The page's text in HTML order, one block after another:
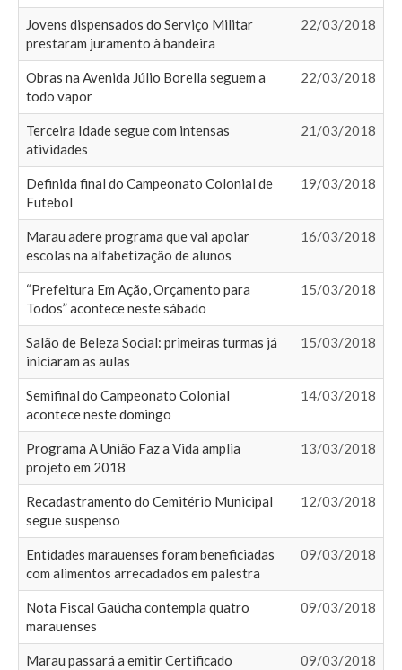
Jovens dispensados do Serviço Militar
prestaram juramento à bandeira
22/03/2018
Obras na Avenida Júlio Borella seguem a
todo vapor
22/03/2018
Terceira Idade segue com intensas
atividades
21/03/2018
Definida final do Campeonato Colonial de
Futebol
19/03/2018
Marau adere programa que vai apoiar
escolas na alfabetização de alunos
16/03/2018
“Prefeitura Em Ação, Orçamento para
Todos” acontece neste sábado
15/03/2018
Salão de Beleza Social: primeiras turmas já
iniciaram as aulas
15/03/2018
Semifinal do Campeonato Colonial
acontece neste domingo
14/03/2018
Programa A União Faz a Vida amplia
projeto em 2018
13/03/2018
Recadastramento do Cemitério Municipal
segue suspenso
12/03/2018
Entidades marauenses foram beneficiadas
com alimentos arrecadados em palestra
09/03/2018
Nota Fiscal Gaúcha contempla quatro
marauenses
09/03/2018
Marau passará a emitir Certificado
09/03/2018